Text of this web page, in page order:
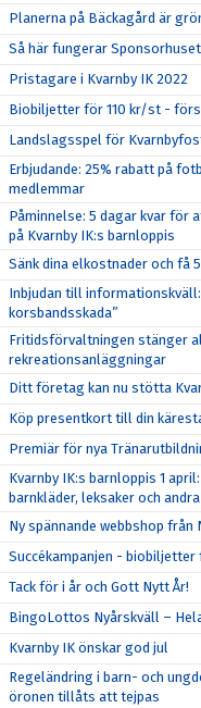
Planerna på Bäckagård är
Så här fungerar
Pristagare i Kvarnby IK 2022
Biobiljetter för 110 kr/st -
Landslagsspel för
Erbjudande: 25% rabatt på
medlemmar
Påminnelse: 5 dagar kvar för
på Kvarnby IK:s barnloppis
Sänk dina elkostnader och få
Inbjudan till informationskväll:
korsbandsskada”
Fritidsförvaltningen stänger
rekreationsanläggningar
Ditt företag kan nu stötta
Köp presentkort till din
Premiär för nya
Kvarnby IK:s barnloppis 1
barnkläder, leksaker och
Ny spännande webbshop från
Succékampanjen - biobiljetter
Tack för i år och Gott Nytt År!
BingoLottos Nyårskväll –
Kvarnby IK önskar god jul
Regeländring i barn- och
öronen tillåts att tejpas